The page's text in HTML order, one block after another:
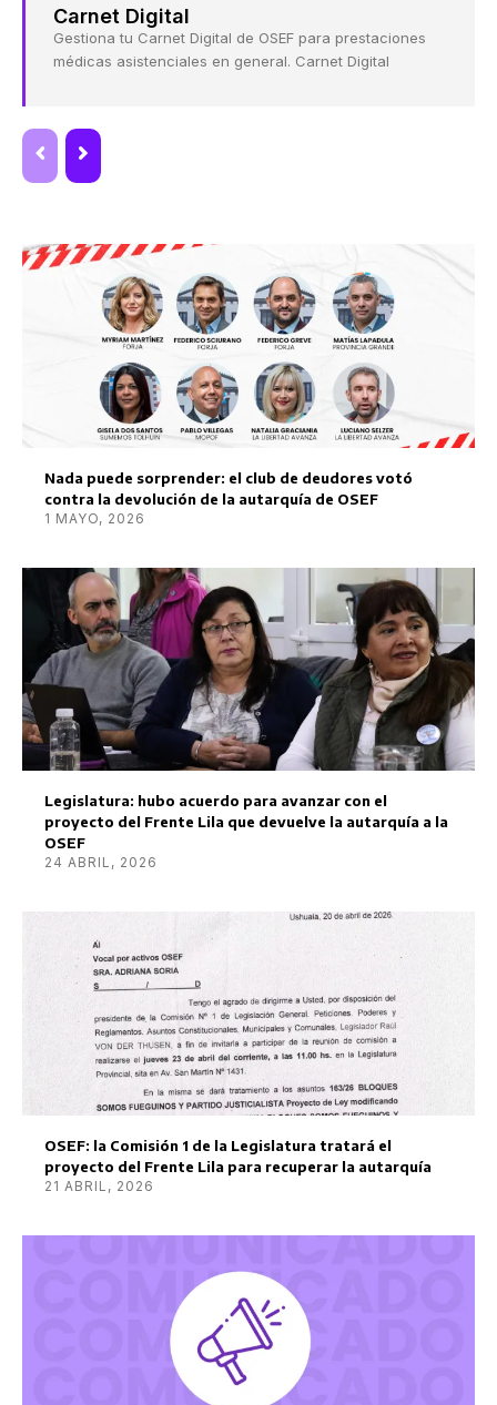
Carnet Digital
Gestiona tu Carnet Digital de OSEF para prestaciones
médicas asistenciales en general. Carnet Digital
Nada puede sorprender: el club de deudores votó
contra la devolución de la autarquía de OSEF
1 MAYO, 2026
Legislatura: hubo acuerdo para avanzar con el
proyecto del Frente Lila que devuelve la autarquía a la
OSEF
24 ABRIL, 2026
OSEF: la Comisión 1 de la Legislatura tratará el
proyecto del Frente Lila para recuperar la autarquía
21 ABRIL, 2026